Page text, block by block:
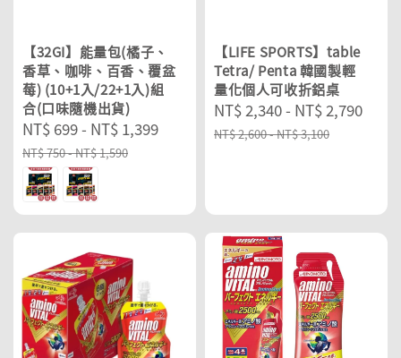
【32GI】能量包(橘子、
香草、咖啡、百香、覆盆
莓) (10+1入/22+1入)組
合(口味隨機出貨)
Sale
price
NT$ 699- NT$ 1,399
Regular
NT$ 750-NT$ 1,590
【LIFE SPORTS】table
Tetra/ Penta 韓國製輕
量化個人可收折鋁桌
Sale
price
NT$ 2,340- NT$ 2,790
NT$ 2,600-NT$ 3,100